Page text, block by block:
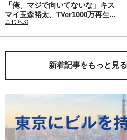
「俺、マジで向いてないな」キス
マイ玉森裕太、TVer1000万再生...
こじらぶ
新着記事をもっと見る